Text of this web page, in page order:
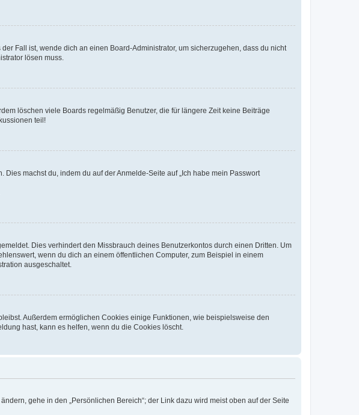
Fall ist, wende dich an einen Board-Administrator, um sicherzugehen, dass du nicht
lösen muss.
löschen viele Boards regelmäßig Benutzer, die für längere Zeit keine Beiträge
teil!
machst du, indem du auf der Anmelde-Seite auf „Ich habe mein Passwort
Dies verhindert den Missbrauch deines Benutzerkontos durch einen Dritten. Um
wenn du dich an einem öffentlichen Computer, zum Beispiel in einem
ausgeschaltet.
Außerdem ermöglichen Cookies einige Funktionen, wie beispielsweise den
hast, kann es helfen, wenn du die Cookies löscht.
gehe in den „Persönlichen Bereich“; der Link dazu wird meist oben auf der Seite